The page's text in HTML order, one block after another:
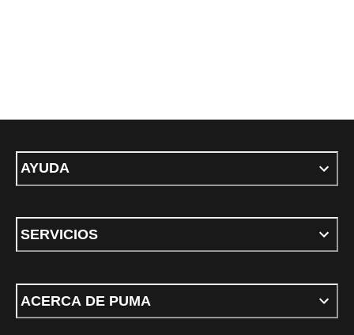
AYUDA
SERVICIOS
ACERCA DE PUMA